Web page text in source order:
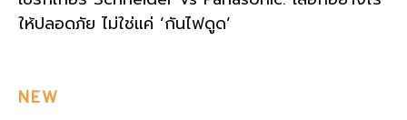
ให้ปลอดภัย ไม่ใช่แค่ ‘กันไฟดูด’
NEW